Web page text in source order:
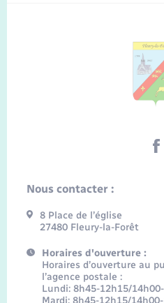
Nous contacter :
8 Place de l’église
27480 Fleury-la-Forêt
Horaires d'ouverture :
Horaires d’ouverture au
l’agence postale :
Lundi: 8h45-12h15/